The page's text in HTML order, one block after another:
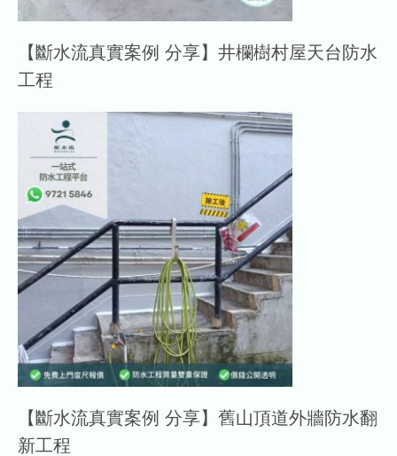
【斷水流真實案例 分享】井欄樹村屋天台防水
工程
【斷水流真實案例 分享】舊山頂道外牆防水翻
新工程